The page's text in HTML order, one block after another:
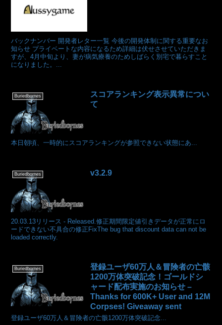
バックナンバー 開発者レター一覧 今後の開発体制に関する重要なお
知らせ プライベートな内容になるため詳細は伏せさせていただきま
すが、4月中旬より、妻が病気療養のためしばらく別宅で暮らすこと
になりました。...
Buriedbornes
スコアランキング表示異常につい
て
本日朝頃、一時的にスコアランキングが参照できない状態にあ...
Buriedbornes v3.2.9
20.03.13リリース - Released.修正期間限定値引きデータが正常にロ
ードできない不具合の修正FixThe bug that discount data can not be
loaded correctly.
Buriedbornes
登録ユーザ60万人＆冒険者の亡骸
1200万体突破記念！ゴールドシ
ャード配布実施のお知らせ –
Thanks for 600K+ User and 12M
Corpses! Giveaway sent
登録ユーザ60万人＆冒険者の亡骸1200万体突破記念...